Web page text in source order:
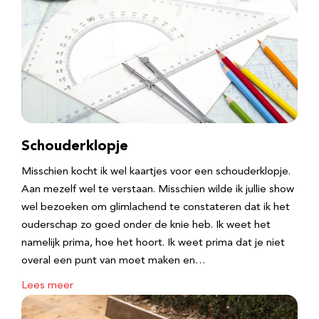
Schouderklopje
Misschien kocht ik wel kaartjes voor een schouderklopje.
Aan mezelf wel te verstaan. Misschien wilde ik jullie show
wel bezoeken om glimlachend te constateren dat ik het
ouderschap zo goed onder de knie heb. Ik weet het
namelijk prima, hoe het hoort. Ik weet prima dat je niet
overal een punt van moet maken en…
Lees meer